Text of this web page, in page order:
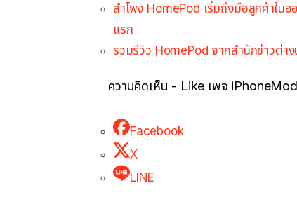
ลำโพง HomePod เริ่มถึงมือลูกค้าใน
แรก
รวมรีวิว HomePod จากสำนักข่าวต่า
ความคิดเห็น - Like เพจ
Facebook
X
LINE